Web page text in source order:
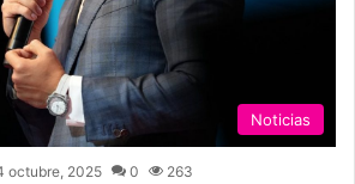
Noticias
octubre, 2025 0 263